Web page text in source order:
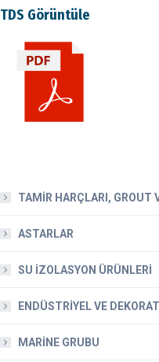
TDS Görüntüle
TAMİR HARÇLARI, GROUT
ASTARLAR
SU İZOLASYON ÜRÜNLERİ
ENDÜSTRİYEL VE
MARİNE GRUBU